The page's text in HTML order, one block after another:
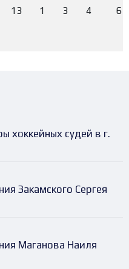
13 1 3 4 6
хоккейных судей в г.
Закамского Сергея
Маганова Наиля